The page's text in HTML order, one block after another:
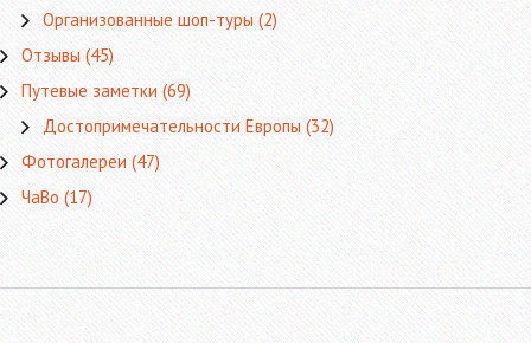
Организованные шоп-туры(2)
Отзывы(45)
Путевые заметки(69)
Достопримечательности Европы(32)
Фотогалереи(47)
ЧаВо(17)